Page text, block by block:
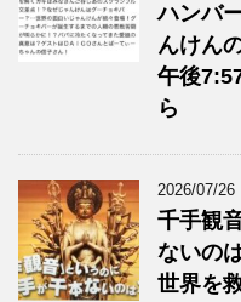
ハンバ
んけん
午後
ら
2026/07/26
千手観
ないの
世界を